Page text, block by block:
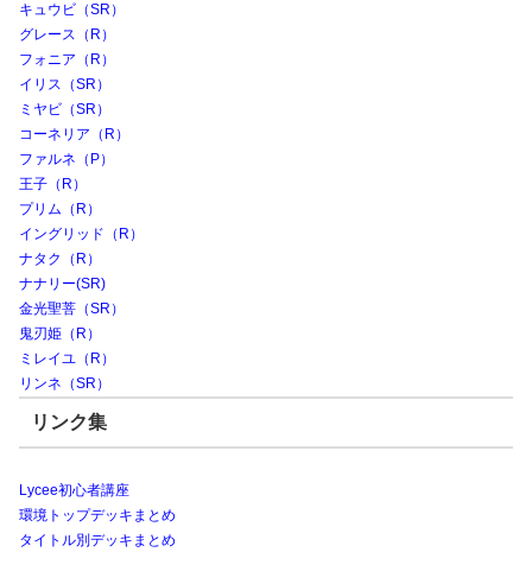
キュウビ（SR）
グレース（R）
フォニア（R）
イリス（SR）
ミヤビ（SR）
コーネリア（R）
ファルネ（P）
王子（R）
プリム（R）
イングリッド（R）
ナタク（R）
ナナリー(SR)
金光聖菩（SR）
鬼刃姫（R）
ミレイユ（R）
リンネ（SR）
リンク集
Lycee初心者講座
環境トップデッキまとめ
タイトル別デッキまとめ